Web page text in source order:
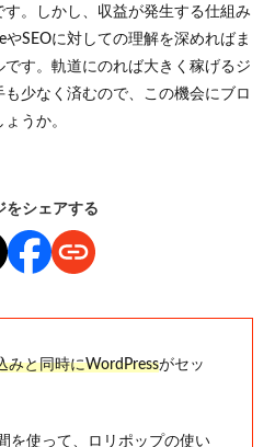
。しかし、収益が発生する仕組み
SEOに対しての理解を深めればま
す。軌道にのれば大きく稼げるジ
少なく済むので、この機会にブロ
うか。
をシェアする
みと同時にWordPressがセッ
を使って、ロリポップの使い